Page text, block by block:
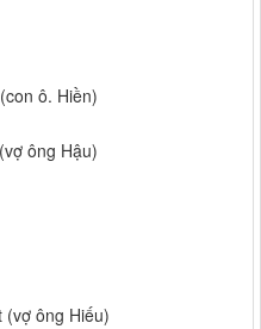
ô. Hiền)
ông Hậu)
(vợ ông Hiếu)